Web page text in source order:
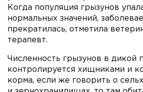
Когда популяция грызунов
нормальных значений,
прекратилась, отметила
терапевт.
Численность грызунов в дикой
контролируется хищниками и
корма, если же говорить о